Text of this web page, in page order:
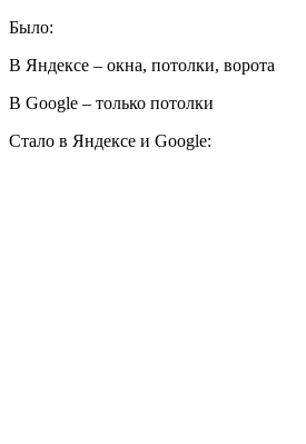
Было:
В Яндексе – окна, потолки, ворота
В Google – только потолки
Стало в Яндексе и Google: